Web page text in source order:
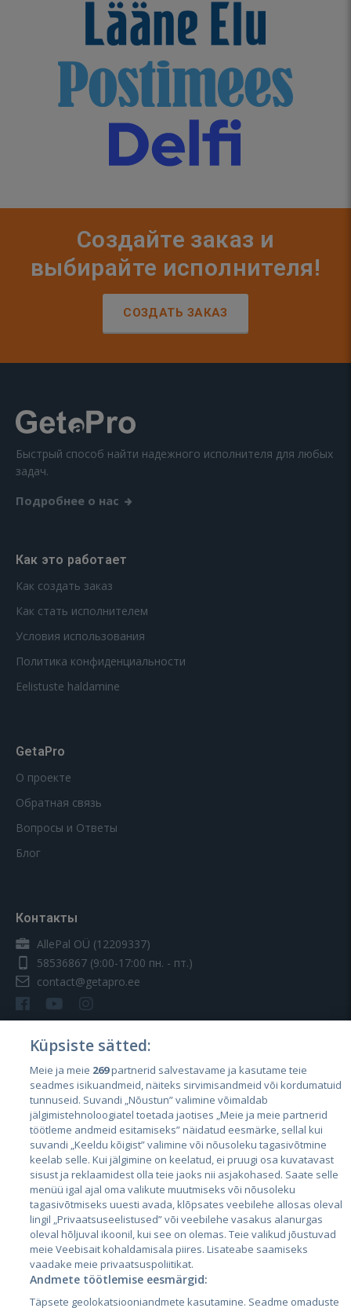
Создайте заказ и
выбирайте исполнителя!
СОЗДАТЬ ЗАКАЗ
Быстрый способ найти надежного исполнителя для любых
задач.
Подробнее о нас
Как это работает
Как создать заказ
Как стать исполнителем
Условия использования
Политика конфиденциальности
Eelistuste haldamine
GetaPro
О проекте
Обратная связь
Вопросы и Ответы
Блог
Контакты
AllePal OÜ (12209337)
58536867 (9:00-17:00 пн. - пт.)
contact@getapro.ee
Страны
Эстония
Латвия
Литва
City24.lv
CVbankas.lt
Küpsiste sätted:
Meie ja meie 269partnerid salvestavame ja kasutame teie
seadmes isikuandmeid, näiteks sirvimisandmeid või kordumatuid
tunnuseid. Suvandi „Nõustun” valimine võimaldab
jälgimistehnoloogiatel toetada jaotises „Meie ja meie partnerid
töötleme andmeid esitamiseks” näidatud eesmärke, sellal kui
suvandi „Keeldu kõigist” valimine või nõusoleku tagasivõtmine
keelab selle. Kui jälgimine on keelatud, ei pruugi osa kuvatavast
sisust ja reklaamidest olla teie jaoks nii asjakohased. Saate selle
menüü igal ajal oma valikute muutmiseks või nõusoleku
tagasivõtmiseks uuesti avada, klõpsates veebilehe allosas oleval
lingil „Privaatsuseelistused” või veebilehe vasakus alanurgas
oleval hõljuval ikoonil, kui see on olemas. Teie valikud jõustuvad
meie Veebisait kohaldamisala piires. Lisateabe saamiseks
vaadake meie privaatsuspoliitikat.
Andmete töötlemise eesmärgid:
Täpsete geolokatsiooniandmete kasutamine. Seadme omaduste